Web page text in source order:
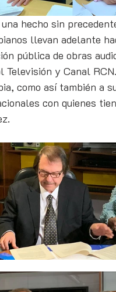
una hecho sin
llevan adelante
pública de obras
Televisión y Canal
como así también a
con quienes